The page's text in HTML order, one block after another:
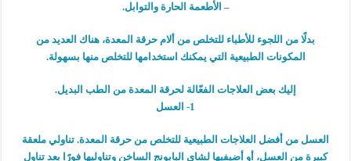
– الأطعمة الحارة والتوابل.
بدلًا من اللجوء للأطباء للتخلص من ألام حرقة المعدة، هناك العديد من
المكونات الطبيعية التي يمكنك استخدامها للتخلص منها بسهولة.
إليك بعض العلاجات الفعّالة لحرقة المعدة من الطب البديل.
1- العسل
العسل من أفضل العلاجات الطبيعية للتخلص من حرقة المعدة. تناولي ملعقة
كبيرة من العسل، أو أضيفيها لشاي البابونج الساخن وتناوليها فورًا بعد تناول